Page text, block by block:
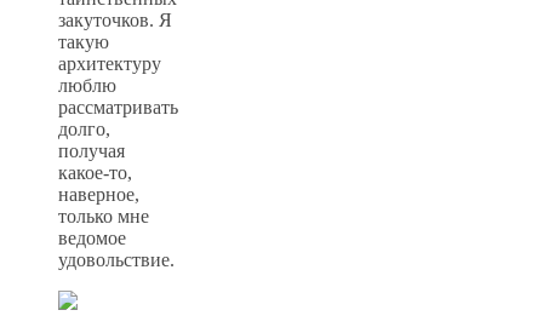
закуточков. Я
такую
архитектуру
люблю
рассматривать
долго,
получая
какое-то,
наверное,
только мне
ведомое
удовольствие.